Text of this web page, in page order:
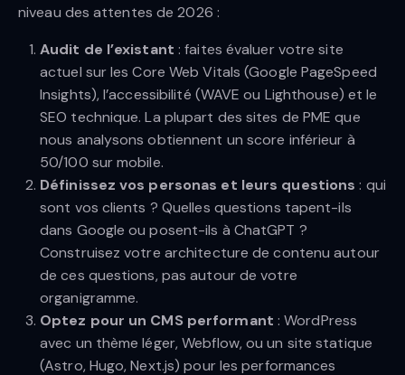
niveau des attentes de 2026 :
Audit de l’existant : faites évaluer votre site
actuel sur les Core Web Vitals (Google PageSpeed
Insights), l’accessibilité (WAVE ou Lighthouse) et le
SEO technique. La plupart des sites de PME que
nous analysons obtiennent un score inférieur à
50/100 sur mobile.
Définissez vos personas et leurs questions : qui
sont vos clients ? Quelles questions tapent-ils
dans Google ou posent-ils à ChatGPT ?
Construisez votre architecture de contenu autour
de ces questions, pas autour de votre
organigramme.
Optez pour un CMS performant : WordPress
avec un thème léger, Webflow, ou un site statique
(Astro, Hugo, Next.js) pour les performances